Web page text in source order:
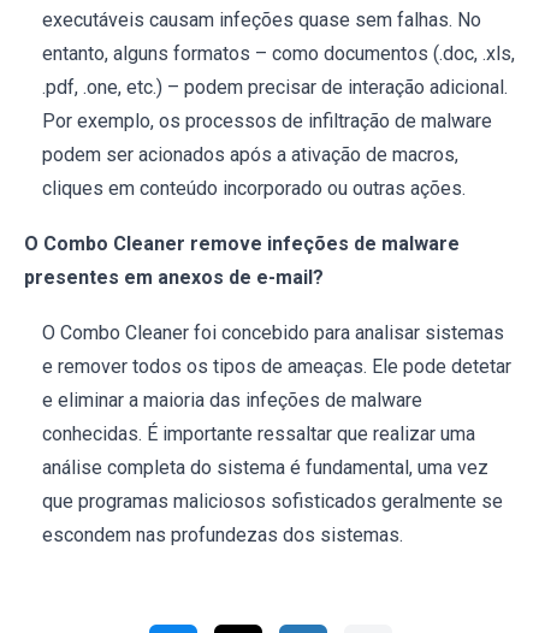
executáveis causam infeções quase sem falhas. No
entanto, alguns formatos – como documentos (.doc, .xls,
.pdf, .one, etc.) – podem precisar de interação adicional.
Por exemplo, os processos de infiltração de malware
podem ser acionados após a ativação de macros,
cliques em conteúdo incorporado ou outras ações.
O Combo Cleaner remove infeções de malware
presentes em anexos de e-mail?
O Combo Cleaner foi concebido para analisar sistemas
e remover todos os tipos de ameaças. Ele pode detetar
e eliminar a maioria das infeções de malware
conhecidas. É importante ressaltar que realizar uma
análise completa do sistema é fundamental, uma vez
que programas maliciosos sofisticados geralmente se
escondem nas profundezas dos sistemas.